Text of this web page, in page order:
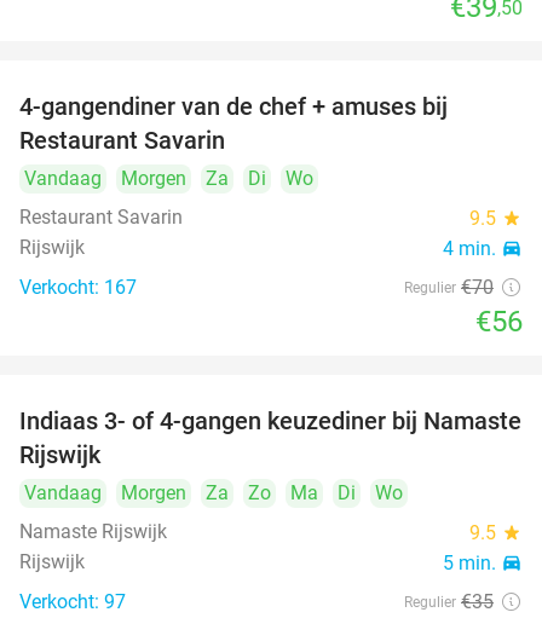
€39,50
4-gangendiner van de chef + amuses bij
Restaurant Savarin
Vandaag Morgen Za Di
Wo
Restaurant Savarin
9.5 star
Rijswijk 4 min. directions_car
Verkocht: 167 Regulier €70
€56
29%
Indiaas 3- of 4-gangen keuzediner bij Namaste
Rijswijk
Vandaag Morgen Za Zo Ma Di
Wo
Namaste Rijswijk
9.5 star
Rijswijk 5 min. directions_car
Verkocht: 97 Regulier €35